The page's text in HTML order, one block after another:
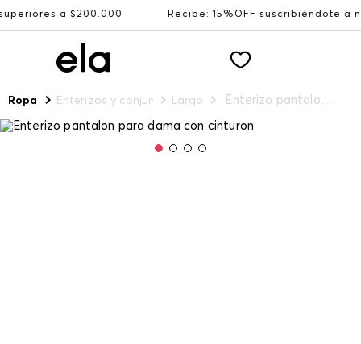
a $200.000 Recibe: 15%OFF suscribiéndote a nuestro
Ropa Enterizos y conjuntos Largo Enterizo pantalon para dama con cinturon